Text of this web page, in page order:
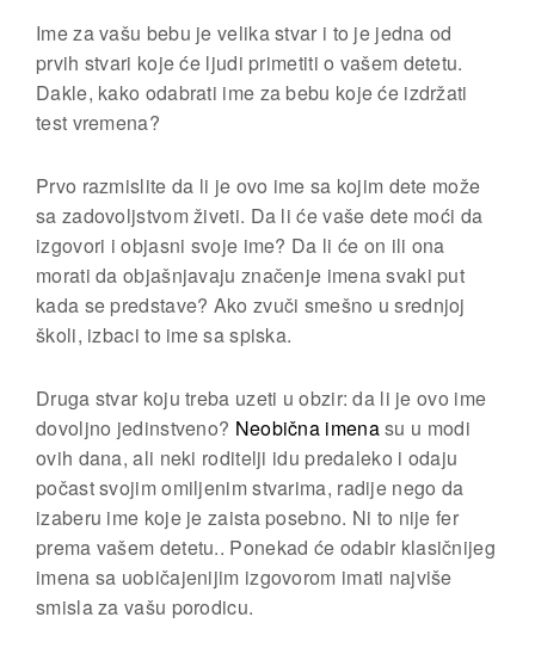
Ime za vašu bebu je velika stvar i to je jedna od
prvih stvari koje će ljudi primetiti o vašem detetu.
Dakle, kako odabrati ime za bebu koje će izdržati
test vremena?
Prvo razmislite da li je ovo ime sa kojim dete može
sa zadovoljstvom živeti. Da li će vaše dete moći da
izgovori i objasni svoje ime? Da li će on ili ona
morati da objašnjavaju značenje imena svaki put
kada se predstave? Ako zvuči smešno u srednjoj
školi, izbaci to ime sa spiska.
Druga stvar koju treba uzeti u obzir: da li je ovo ime
dovoljno jedinstveno? Neobična imenasu u modi
ovih dana, ali neki roditelji idu predaleko i odaju
počast svojim omiljenim stvarima, radije nego da
izaberu ime koje je zaista posebno. Ni to nije fer
prema vašem detetu.. Ponekad će odabir klasičnijeg
imena sa uobičajenijim izgovorom imati najviše
smisla za vašu porodicu.